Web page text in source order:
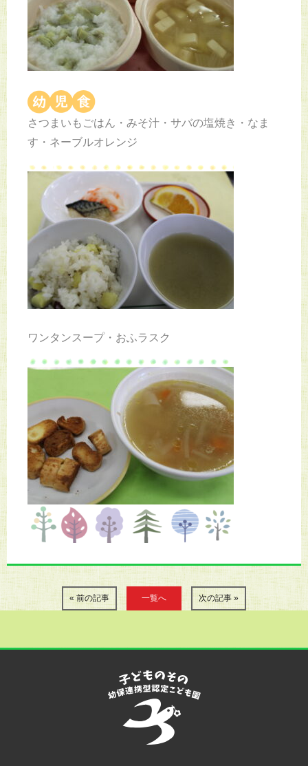
さつまいもごはん・みそ汁・サバの塩焼き・なま
す・ネーブルオレンジ
ワンタンスープ・おふラスク
« 前の記事 一覧へ 次の記事 »